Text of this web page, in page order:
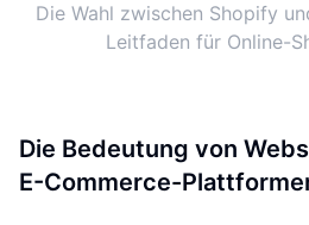
Die Wahl zwischen Shopify
Leitfaden für Online-
Die Bedeutung von
E-Commerce-